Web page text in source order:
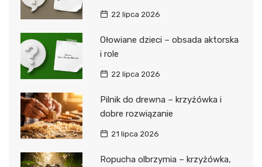
22 lipca 2026
Ołowiane dzieci – obsada aktorska
i role
22 lipca 2026
Pilnik do drewna – krzyżówka i
dobre rozwiązanie
21 lipca 2026
Ropucha olbrzymia – krzyżówka,